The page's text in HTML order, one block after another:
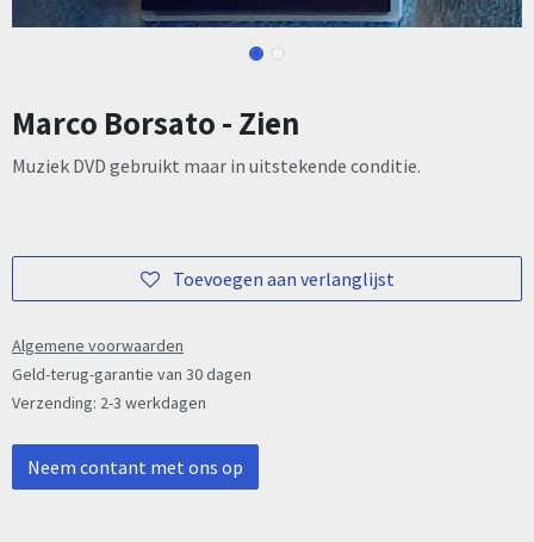
Marco Borsato - Zien
Muziek DVD gebruikt maar in uitstekende conditie.
Toevoegen aan verlanglijst
Algemene voorwaarden
Geld-terug-garantie van 30 dagen
Verzending: 2-3 werkdagen
Neem contant met ons op